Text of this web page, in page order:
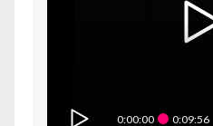
0:00:00 0:09:56